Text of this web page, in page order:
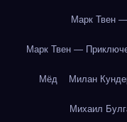
Марк Твен
Марк Твен —
Мёд Милан
Михаил